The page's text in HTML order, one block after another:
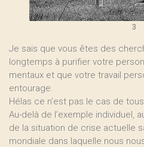
3
Je sais que vous êtes des
longtemps à purifier votre
mentaux et que votre travail
entourage.
Hélas ce n’est pas le cas de
Au-delà de l’exemple individuel,
de la situation de crise actuelle
mondiale dans laquelle nous